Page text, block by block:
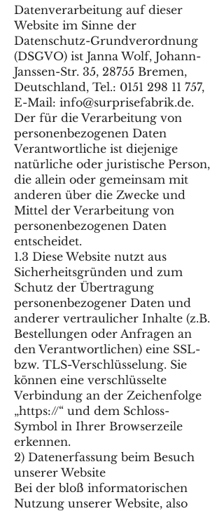
Datenverarbeitung auf dieser
Website im Sinne der
Datenschutz-Grundverordnung
(DSGVO) ist Janna Wolf, Johann-
Janssen-Str. 35, 28755 Bremen,
Deutschland, Tel.: 0151 298 11 757,
E-Mail: info@surprisefabrik.de.
Der für die Verarbeitung von
personenbezogenen Daten
Verantwortliche ist diejenige
natürliche oder juristische Person,
die allein oder gemeinsam mit
anderen über die Zwecke und
Mittel der Verarbeitung von
personenbezogenen Daten
entscheidet.
1.3 Diese Website nutzt aus
Sicherheitsgründen und zum
Schutz der Übertragung
personenbezogener Daten und
anderer vertraulicher Inhalte (z.B.
Bestellungen oder Anfragen an
den Verantwortlichen) eine SSL-
bzw. TLS-Verschlüsselung. Sie
können eine verschlüsselte
Verbindung an der Zeichenfolge
„https://“ und dem Schloss-
Symbol in Ihrer Browserzeile
erkennen.
2) Datenerfassung beim Besuch
unserer Website
Bei der bloß informatorischen
Nutzung unserer Website, also